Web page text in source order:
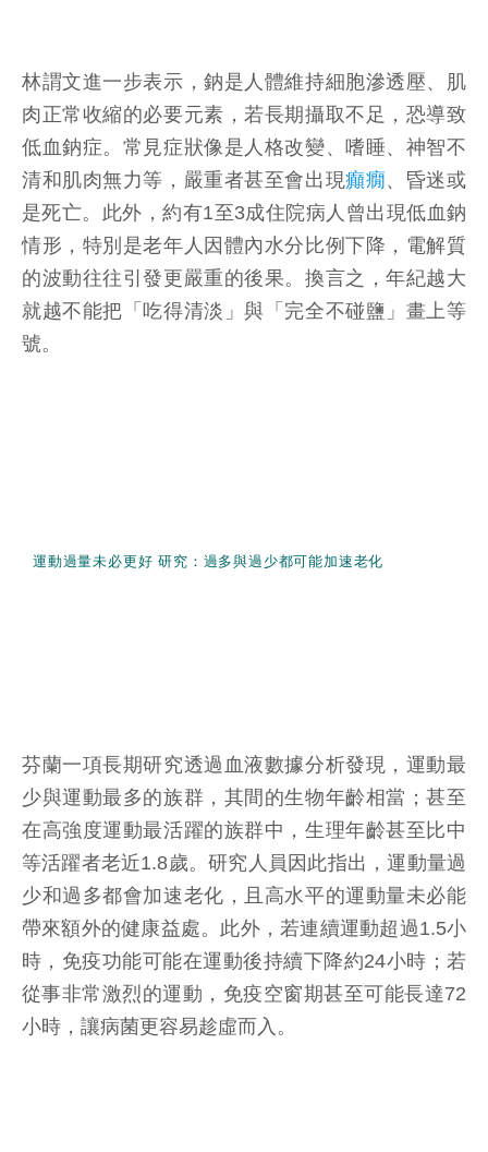
林謂文進一步表示，鈉是人體維持細胞滲透壓、肌
肉正常收縮的必要元素，若長期攝取不足，恐導致
低血鈉症。常見症狀像是人格改變、嗜睡、神智不
清和肌肉無力等，嚴重者甚至會出現癲癇、昏迷或
是死亡。此外，約有1至3成住院病人曾出現低血鈉
情形，特別是老年人因體內水分比例下降，電解質
的波動往往引發更嚴重的後果。換言之，年紀越大
就越不能把「吃得清淡」與「完全不碰鹽」畫上等
號。
運動過量未必更好 研究：過多與過少都可能加速老化
芬蘭一項長期研究透過血液數據分析發現，運動最
少與運動最多的族群，其間的生物年齡相當；甚至
在高強度運動最活躍的族群中，生理年齡甚至比中
等活躍者老近1.8歲。研究人員因此指出，運動量過
少和過多都會加速老化，且高水平的運動量未必能
帶來額外的健康益處。此外，若連續運動超過1.5小
時，免疫功能可能在運動後持續下降約24小時；若
從事非常激烈的運動，免疫空窗期甚至可能長達72
小時，讓病菌更容易趁虛而入。